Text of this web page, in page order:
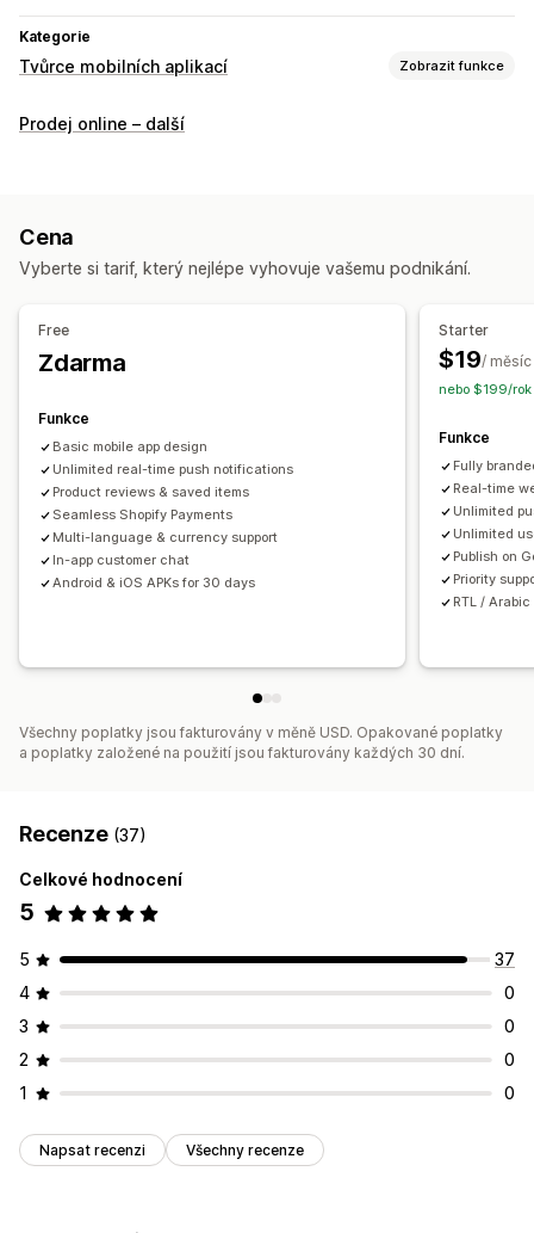
Kategorie
Tvůrce mobilních aplikací Zobrazit funkce
Přizpůsobení
Náhled v reálném čase
Opuštěný košík
Opětovné naskladnění
Personalizované
Segmenty
Vlastní notifikace
Prodej online – další
Cena
Vyberte si tarif, který nejlépe vyhovuje vašemu podnikání.
Free
Zdarma
Funkce
Basic mobile app design
Unlimited real-time push notifications
Product reviews & saved items
Seamless Shopify Payments
Multi-language & currency support
In-app customer chat
Android & iOS APKs for 30 days
Starter
$19/ měsíc
nebo $199/rok
Funkce
Fully
Real-time
Unlimited
Unlimited
Publish on
Priority
RTL /
Všechny poplatky jsou fakturovány v měně USD. Opakované poplatky
a poplatky založené na použití jsou fakturovány každých 30 dní.
Recenze (37)
Celkové hodnocení
5
5
37
4
0
3
0
2
0
1
0
Napsat recenzi Všechny recenze